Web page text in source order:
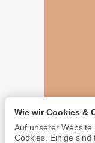
Wie wir Cookies &
Auf unserer
Cookies. Einige sind